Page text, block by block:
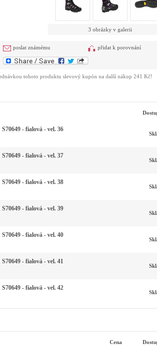
3 obrázky v galerii
poslat známému přidat k porovnání
tohoto produktu slevový kupón na další nákup 241 Kč!
- fialová - vel. 36
- fialová - vel. 37
- fialová - vel. 38
- fialová - vel. 39
- fialová - vel. 40
- fialová - vel. 41
- fialová - vel. 42
Cena